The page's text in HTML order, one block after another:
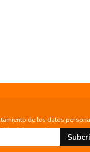
de los datos
del tratamiento:
y noticias
suscribirse a nuestro